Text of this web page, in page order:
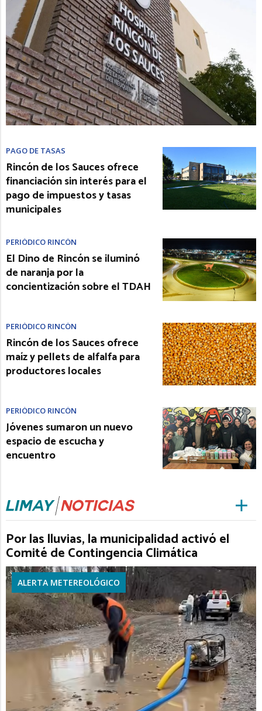
PAGO DE TASAS
Rincón de los Sauces ofrece
financiación sin interés para el
pago de impuestos y tasas
municipales
PERIÓDICO RINCÓN
El Dino de Rincón se iluminó
de naranja por la
concientización sobre el TDAH
PERIÓDICO RINCÓN
Rincón de los Sauces ofrece
maíz y pellets de alfalfa para
productores locales
PERIÓDICO RINCÓN
Jóvenes sumaron un nuevo
espacio de escucha y
encuentro
Por las lluvias, la municipalidad activó el
Comité de Contingencia Climática
ALERTA METEREOLÓGICO